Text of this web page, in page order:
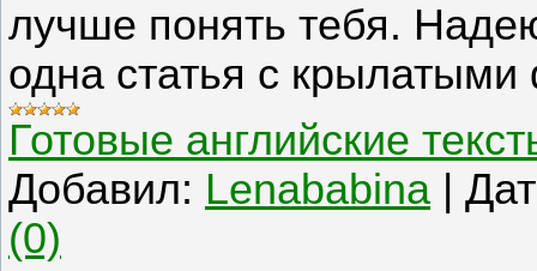
лучше понять тебя.
одна статья с
Готовые английские
Добавил: Lenababina
(0)